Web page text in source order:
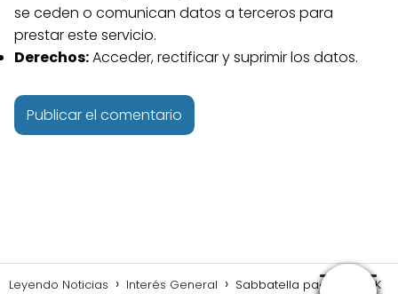
se ceden o comunican datos a terceros para
prestar este servicio.
Derechos:Acceder, rectificar y suprimir los datos.
Leyendo Noticias Interés General Sabbatella pagó actos K